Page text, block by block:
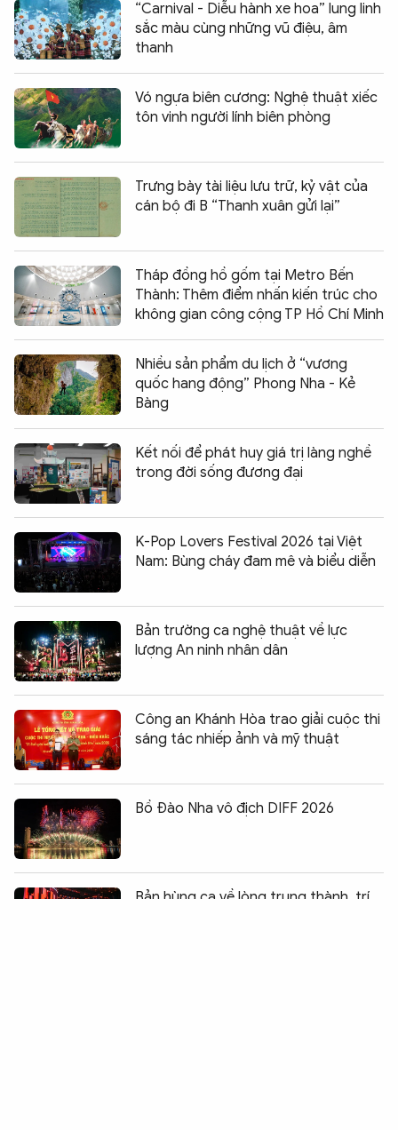
“Carnival - Diễu hành xe hoa” lung linh
sắc màu cùng những vũ điệu, âm
thanh
Vó ngựa biên cương: Nghệ thuật xiếc
tôn vinh người lính biên phòng
Trưng bày tài liệu lưu trữ, kỷ vật của
cán bộ đi B “Thanh xuân gửi lại”
Tháp đồng hồ gốm tại Metro Bến
Thành: Thêm điểm nhấn kiến trúc cho
không gian công cộng TP Hồ Chí Minh
Nhiều sản phẩm du lịch ở “vương
quốc hang động” Phong Nha - Kẻ
Bàng
Kết nối để phát huy giá trị làng nghề
trong đời sống đương đại
K-Pop Lovers Festival 2026 tại Việt
Nam: Bùng cháy đam mê và biểu diễn
Bản trường ca nghệ thuật về lực
lượng An ninh nhân dân
Công an Khánh Hòa trao giải cuộc thi
sáng tác nhiếp ảnh và mỹ thuật
Bồ Đào Nha vô địch DIFF 2026
Bản hùng ca về lòng trung thành, trí